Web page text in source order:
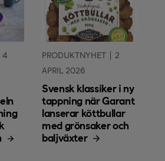
4
PRODUKTNYHET
2
APRIL 2026
Svensk klassiker i ny
tappning när Garant
lanserar köttbullar
med grönsaker och
baljväxter